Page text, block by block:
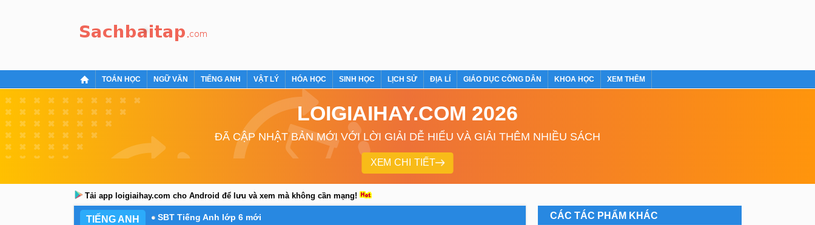
TOÁN HỌC NGỮ VĂN TIẾNG ANH VẬT LÝ HÓA HỌC SINH HỌC LỊCH SỬ ĐỊA LÍ GIÁO DỤC CÔNG DÂN KHOA HỌC XEM THÊM
LOIGIAIHAY.COM 2026
ĐÃ CẬP NHẬT BẢN MỚI VỚI LỜI GIẢI DỄ HIỂU VÀ GIẢI THÊM NHIỀU SÁCH
XEM CHI TIẾT
Tải app loigiaihay.com cho Android để lưu và xem mà không cần mạng!
TIẾNG ANH SBT Tiếng Anh lớp 6 mới CÁC TÁC PHẨM KHÁC